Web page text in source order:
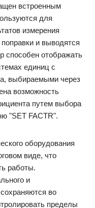
встроенным
для
измерения
и выводятся
способен отображать
единиц с
выбираемыми через
возможность
путем выбора
"SET FACTR".
оборудования
виде, что
работы.
и
во
пределы